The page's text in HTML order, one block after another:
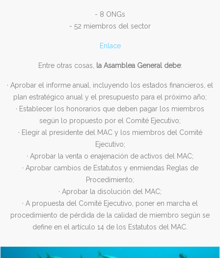
- 8 ONGs
- 52 miembros del sector
Enlace
Entre otras cosas, la Asamblea General debe:
· Aprobar el informe anual, incluyendo los estados financieros, el
plan estratégico anual y el presupuesto para el próximo año;
· Establecer los honorarios que deben pagar los miembros
según lo propuesto por el Comité Ejecutivo;
· Elegir al presidente del MAC y los miembros del Comité
Ejecutivo;
· Aprobar la venta o enajenación de activos del MAC;
· Aprobar cambios de Estatutos y enmiendas Reglas de
Procedimiento;
· Aprobar la disolución del MAC;
· A propuesta del Comité Ejecutivo, poner en marcha el
procedimiento de pérdida de la calidad de miembro según se
define en el artículo 14 de los Estatutos del MAC.